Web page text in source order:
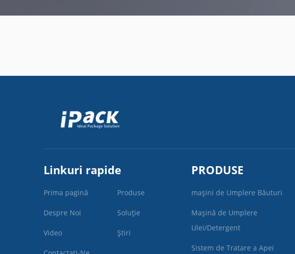
Linkuri rapide
Prima pagină Produse
Despre Noi Soluție
Video Știri
PRODUSE
mașini de Umplere Băuturi
Mașină de Umplere
Ulei/Detergent
Sistem de Tratare a Apei